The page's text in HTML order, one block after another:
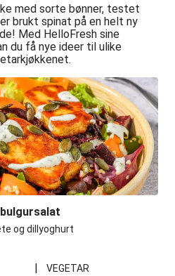
med sorte bønner, testet
brukt spinat på en helt ny
Med HelloFresh sine
du få nye ideer til ulike
og dillyoghurt
|
VEGETAR